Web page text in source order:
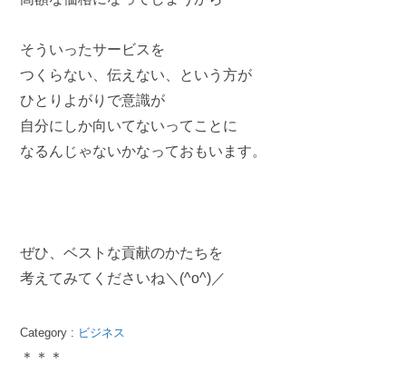
そういったサービスを
つくらない、伝えない、という方が
ひとりよがりで意識が
自分にしか向いてないってことに
なるんじゃないかなっておもいます。
ぜひ、ベストな貢献のかたちを
考えてみてくださいね＼(^o^)／
Category : ビジネス
＊＊＊